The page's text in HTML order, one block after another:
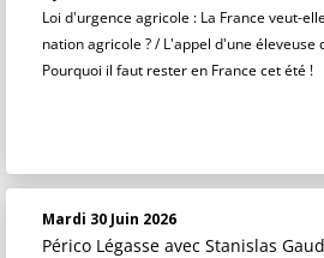
Loi d'urgence agricole : La France veut-
nation agricole ? / L'appel d'une
Pourquoi il faut rester en France cet été !
Mardi 30 Juin 2026
Périco Légasse avec Stanislas